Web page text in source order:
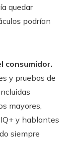
quedar
podrían
consumidor.
y pruebas de
mayores,
y hablantes
siempre